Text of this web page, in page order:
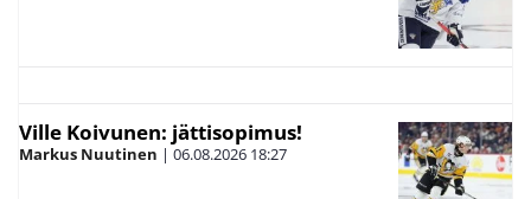
Ville Koivunen: jättisopimus!
Markus Nuutinen | 06.08.2026 18:27